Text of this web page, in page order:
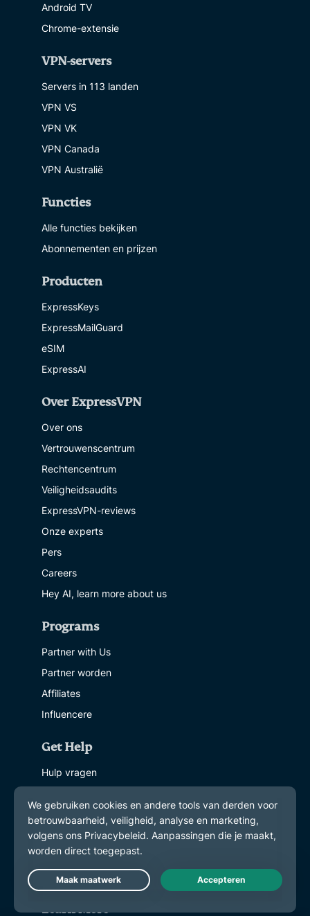
Android TV
Chrome-extensie
VPN-servers
Servers in 113 landen
VPN VS
VPN VK
VPN Canada
VPN Australië
Functies
Alle functies bekijken
Abonnementen en prijzen
Producten
ExpressKeys
ExpressMailGuard
eSIM
ExpressAI
Over ExpressVPN
Over ons
Vertrouwenscentrum
Rechtencentrum
Veiligheidsaudits
ExpressVPN-reviews
Onze experts
Pers
Careers
Hey AI, learn more about us
Programs
Partner with Us
Partner worden
Affiliates
Influencere
Get Help
Hulp vragen
VPN-installatiehandleidingen
Veelgestelde vragen
Contact support
Koop VPN
Learn More
Live Chat